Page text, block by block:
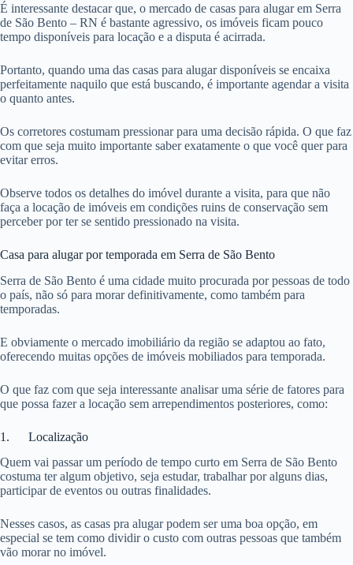
É interessante destacar que, o mercado de casas para alugar em Serra
de São Bento – RN é bastante agressivo, os imóveis ficam pouco
tempo disponíveis para locação e a disputa é acirrada.
Portanto, quando uma das casas para alugar disponíveis se encaixa
perfeitamente naquilo que está buscando, é importante agendar a visita
o quanto antes.
Os corretores costumam pressionar para uma decisão rápida. O que faz
com que seja muito importante saber exatamente o que você quer para
evitar erros.
Observe todos os detalhes do imóvel durante a visita, para que não
faça a locação de imóveis em condições ruins de conservação sem
perceber por ter se sentido pressionado na visita.
Casa para alugar por temporada em Serra de São Bento
Serra de São Bento é uma cidade muito procurada por pessoas de todo
o país, não só para morar definitivamente, como também para
temporadas.
E obviamente o mercado imobiliário da região se adaptou ao fato,
oferecendo muitas opções de imóveis mobiliados para temporada.
O que faz com que seja interessante analisar uma série de fatores para
que possa fazer a locação sem arrependimentos posteriores, como:
1. Localização
Quem vai passar um período de tempo curto em Serra de São Bento
costuma ter algum objetivo, seja estudar, trabalhar por alguns dias,
participar de eventos ou outras finalidades.
Nesses casos, as casas pra alugar podem ser uma boa opção, em
especial se tem como dividir o custo com outras pessoas que também
vão morar no imóvel.